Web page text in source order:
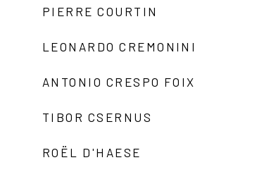
PIERRE COURTIN
LEONARDO CREMONINI
ANTONIO CRESPO FOIX
TIBOR CSERNUS
ROËL D'HAESE